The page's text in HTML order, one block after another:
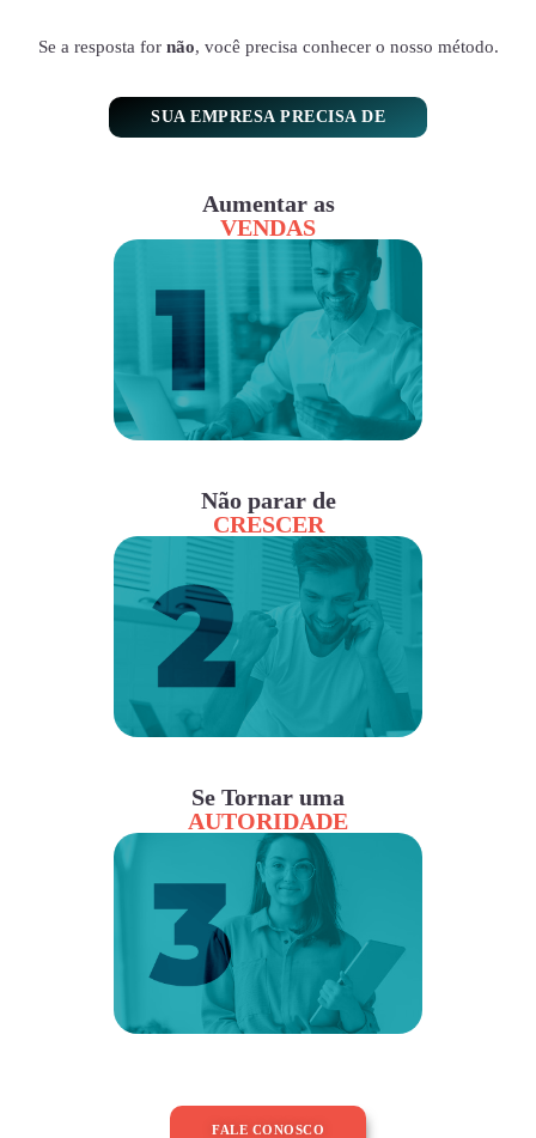
Se a resposta for não, você precisa conhecer o nosso método.
SUA EMPRESA PRECISA DE
Aumentar as
VENDAS
Não parar de
CRESCER
Se Tornar uma
AUTORIDADE
FALE CONOSCO